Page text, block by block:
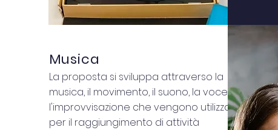
Musica
La proposta si sviluppa attraverso la
musica, il movimento, il suono, la voce e
l'improvvisazione che vengono utilizzati
per il raggiungimento di attività